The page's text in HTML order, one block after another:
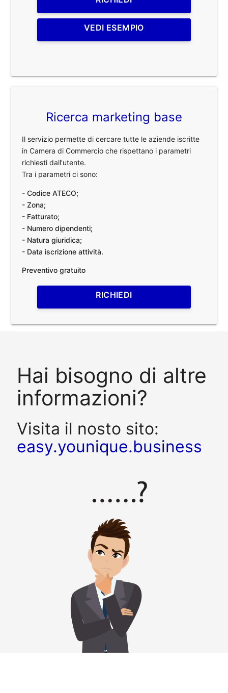
VEDI ESEMPIO
Ricerca marketing base
Il servizio permette di cercare tutte le aziende iscritte
in Camera di Commercio che rispettano i parametri
richiesti dall'utente.
Tra i parametri ci sono:
- Codice ATECO;
- Zona;
- Fatturato;
- Numero dipendenti;
- Natura giuridica;
- Data iscrizione attività.
Preventivo gratuito
RICHIEDI
Hai bisogno di altre
informazioni?
Visita il nosto sito:
easy.younique.business